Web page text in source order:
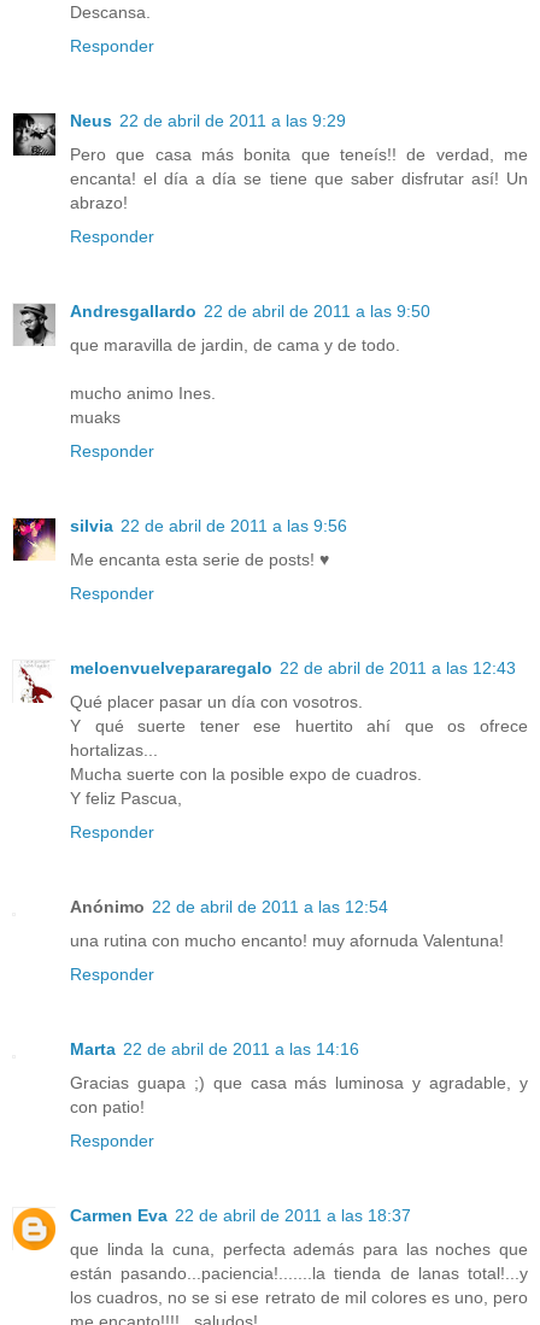
Descansa.
Responder
Neus 22 de abril de 2011 a las 9:29
Pero que casa más bonita que teneís!! de verdad, me
encanta! el día a día se tiene que saber disfrutar así! Un
abrazo!
Responder
Andresgallardo 22 de abril de 2011 a las 9:50
que maravilla de jardin, de cama y de todo.
mucho animo Ines.
muaks
Responder
silvia 22 de abril de 2011 a las 9:56
Me encanta esta serie de posts! ♥
Responder
meloenvuelvepararegalo 22 de abril de 2011 a las 12:43
Qué placer pasar un día con vosotros.
Y qué suerte tener ese huertito ahí que os ofrece
hortalizas...
Mucha suerte con la posible expo de cuadros.
Y feliz Pascua,
Responder
Anónimo 22 de abril de 2011 a las 12:54
una rutina con mucho encanto! muy afornuda Valentuna!
Responder
Marta 22 de abril de 2011 a las 14:16
Gracias guapa ;) que casa más luminosa y agradable, y
con patio!
Responder
Carmen Eva 22 de abril de 2011 a las 18:37
que linda la cuna, perfecta además para las noches que
están pasando...paciencia!.......la tienda de lanas total!...y
los cuadros, no se si ese retrato de mil colores es uno, pero